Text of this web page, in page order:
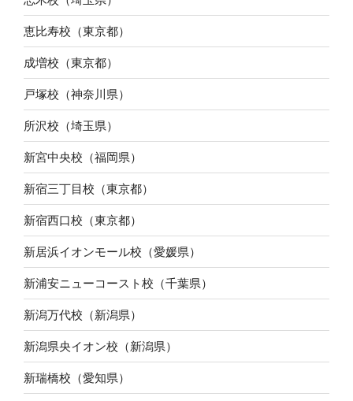
恵比寿校（東京都）
成増校（東京都）
戸塚校（神奈川県）
所沢校（埼玉県）
新宮中央校（福岡県）
新宿三丁目校（東京都）
新宿西口校（東京都）
新居浜イオンモール校（愛媛県）
新浦安ニューコースト校（千葉県）
新潟万代校（新潟県）
新潟県央イオン校（新潟県）
新瑞橋校（愛知県）